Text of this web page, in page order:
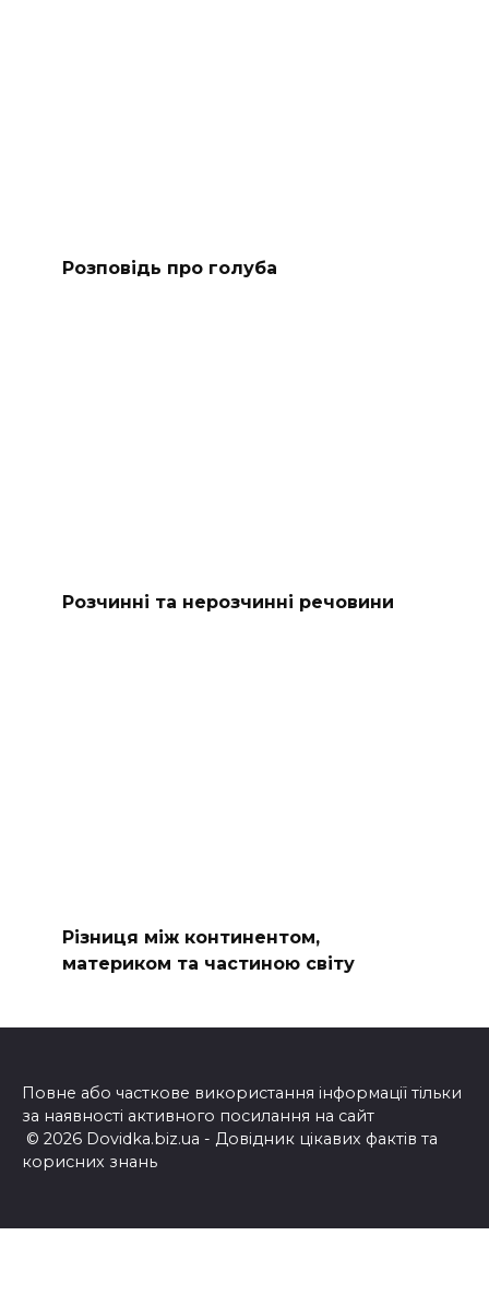
Розповідь про голуба
Розчинні та нерозчинні речовини
Різниця між континентом,
материком та частиною світу
Повне або часткове використання інформації тільки
за наявності активного посилання на сайт
© 2026 Dovidka.biz.ua - Довідник цікавих фактів та
корисних знань